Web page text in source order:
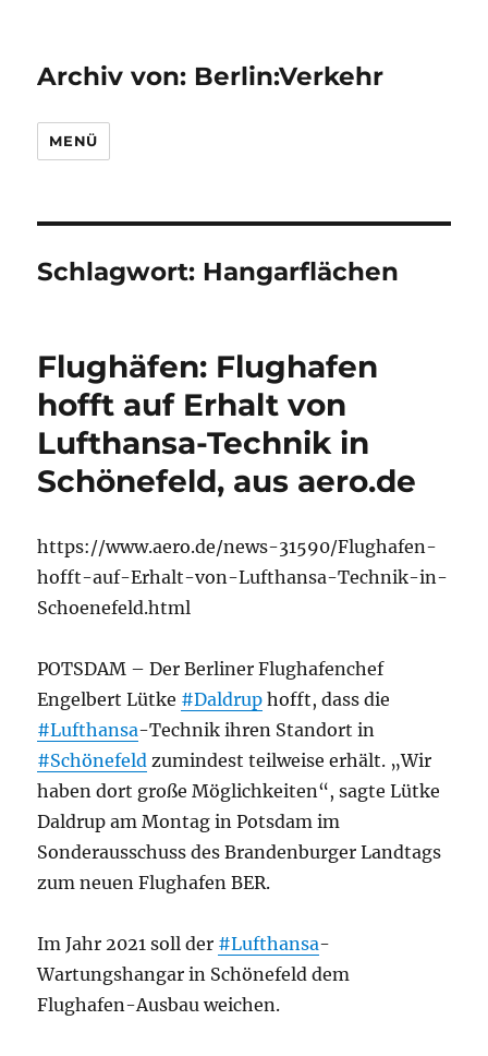
Archiv von: Berlin:Verkehr
MENÜ
Schlagwort: Hangarflächen
Flughäfen: Flughafen
hofft auf Erhalt von
Lufthansa-Technik in
Schönefeld, aus aero.de
https://www.aero.de/news-31590/Flughafen-
hofft-auf-Erhalt-von-Lufthansa-Technik-in-
Schoenefeld.html
POTSDAM – Der Berliner Flughafenchef
Engelbert Lütke #Daldrup hofft, dass die
#Lufthansa-Technik ihren Standort in
#Schönefeld zumindest teilweise erhält. „Wir
haben dort große Möglichkeiten“, sagte Lütke
Daldrup am Montag in Potsdam im
Sonderausschuss des Brandenburger Landtags
zum neuen Flughafen BER.
Im Jahr 2021 soll der #Lufthansa-
Wartungshangar in Schönefeld dem
Flughafen-Ausbau weichen.